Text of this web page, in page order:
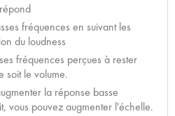
fréquences en suivant les
du loudness
fréquences perçues à rester
soit le volume.
la réponse basse
vous pouvez augmenter l'échelle.